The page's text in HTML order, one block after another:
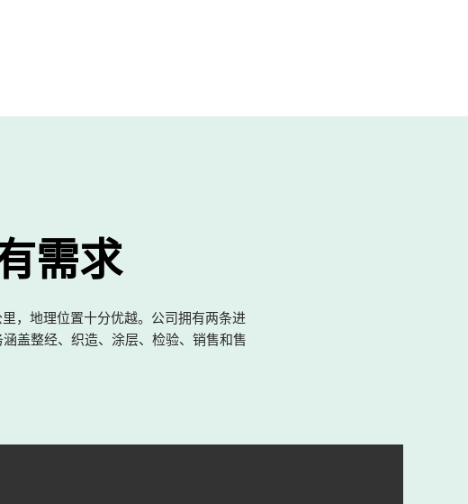
需求
，地理位置十分优越。公司拥有两条进
盖整经、织造、涂层、检验、销售和售